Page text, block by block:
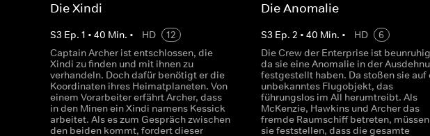
Die Xindi
S3 Ep. 1 • 40 Min. • HD
12
Captain Archer ist entschlossen, die
Xindi zu finden und mit ihnen zu
verhandeln. Doch dafür benötigt er die
Koordinaten ihres Heimatplaneten. Von
einem Vorarbeiter erfährt Archer, dass
in den Minen ein Xindi namens Kessick
arbeitet. Als es zum Gespräch zwischen
den beiden kommt, fordert dieser
Die Anomalie
S3 Ep.2 •40 Min. • HD
6
Die Crew der Enterprise ist
da sie eine Anomalie in der
festgestellt haben. Da stoßen sie auf
unbekanntes Flugobjekt, das
führungslos im All herumtreibt. Als
McKenzie, Hawkins und Archer das
fremde Raumschiff betreten, müssen
sie feststellen, dass die gesamte